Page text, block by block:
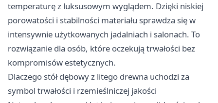
temperaturę z luksusowym wyglądem. Dzięki niskiej
porowatości i stabilności materiału sprawdza się w
intensywnie użytkowanych jadalniach i salonach. To
rozwiązanie dla osób, które oczekują trwałości bez
kompromisów estetycznych.
Dlaczego stół dębowy z litego drewna uchodzi za
symbol trwałości i rzemieślniczej jakości